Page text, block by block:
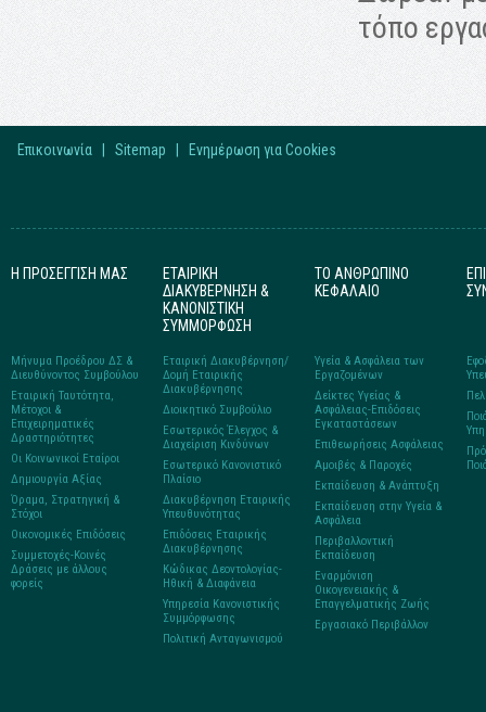
τόπο
Επικοινωνία Sitemap Ενημέρωση για Cookies
Η ΠΡΟΣΕΓΓΙΣΗ ΜΑΣ
Μήνυμα Προέδρου ΔΣ &
Διευθύνοντος Συμβούλου
Εταιρική Ταυτότητα,
Μέτοχοι &
Επιχειρηματικές
Δραστηριότητες
Οι Κοινωνικοί Εταίροι
Δημιουργία Αξίας
Όραμα, Στρατηγική &
Στόχοι
Οικονομικές Επιδόσεις
Συμμετοχές-Κοινές
Δράσεις με άλλους
φορείς
ΕΤΑΙΡΙΚΗ
ΔΙΑΚΥΒΕΡΝΗΣΗ &
ΚΑΝΟΝΙΣΤΙΚΗ
ΣΥΜΜΟΡΦΩΣΗ
Εταιρική Διακυβέρνηση/
Δομή Εταιρικής
Διακυβέρνησης
Διοικητικό Συμβούλιο
Εσωτερικός Έλεγχος &
Διαχείριση Κινδύνων
Εσωτερικό Κανονιστικό
Πλαίσιο
Διακυβέρνηση Εταιρικής
Υπευθυνότητας
Επιδόσεις Εταιρικής
Διακυβέρνησης
Κώδικας Δεοντολογίας-
Ηθική & Διαφάνεια
Υπηρεσία Κανονιστικής
Συμμόρφωσης
Πολιτική Ανταγωνισμού
ΤΟ ΑΝΘΡΩΠΙΝΟ
ΚΕΦΑΛΑΙΟ
Υγεία & Ασφάλεια των
Εργαζομένων
Δείκτες Υγείας &
Ασφάλειας-Επιδόσεις
Εγκαταστάσεων
Επιθεωρήσεις Ασφάλειας
Αμοιβές & Παροχές
Εκπαίδευση & Ανάπτυξη
Εκπαίδευση στην Υγεία &
Ασφάλεια
Περιβαλλοντική
Εκπαίδευση
Εναρμόνιση
Οικογενειακής &
Επαγγελματικής Ζωής
Εργασιακό Περιβάλλον